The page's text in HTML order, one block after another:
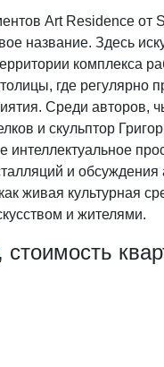
Art Residence от
название. Здесь
комплекса
где регулярно
Среди авторов,
и скульптор
и
живая культурная
и жителями.
стоимость